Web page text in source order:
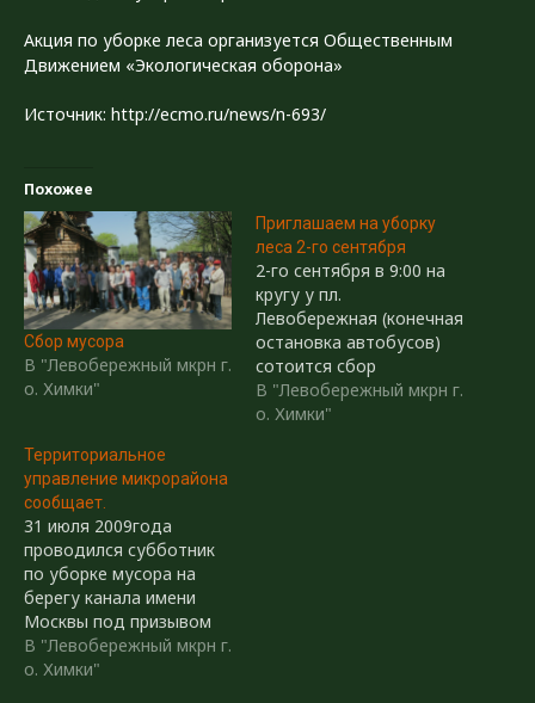
Акция по уборке леса организуется Общественным
Движением «Экологическая оборона»
Источник: http://ecmo.ru/news/n-693/
Похожее
Сбор мусора
В "Левобережный мкрн г.
о. Химки"
Приглашаем на уборку
леса 2-го сентября
2-го сентября в 9:00 на
кругу у пл.
Левобережная (конечная
остановка автобусов)
сотоится сбор
желающих принять
участие в очистке леса
В "Левобережный мкрн г.
о. Химки"
Территориальное
управление микрорайона
сообщает.
31 июля 2009года
проводился субботник
по уборке мусора на
берегу канала имени
Москвы под призывом
'Левый берег - чистый
берег'. В субботнике
В "Левобережный мкрн г.
о. Химки"